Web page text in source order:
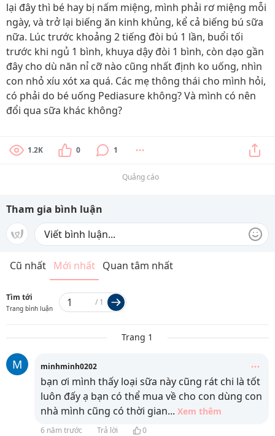
lại đây thì bé hay bị nấm miệng, mình phải rơ miệng mỗi
ngày, và trở lại biếng ăn kinh khủng, kể cả biếng bú sữa
nữa. Lúc trước khoảng 2 tiếng đòi bú 1 lần, buổi tối
trước khi ngủ 1 bình, khuya dậy đòi 1 bình, còn dạo gần
đây cho dù năn nỉ cỡ nào cũng nhất định ko uống, nhìn
con nhỏ xíu xót xa quá. Các mẹ thông thái cho mình hỏi,
có phải do bé uống Pediasure không? Và mình có nên
đổi qua sữa khác không?
1.2K 0 1
Quảng cáo
Tham gia bình luận
Cũ nhất Mới nhất Quan tâm nhất
Tìm tới
Trang bình luận
/ 1
Trang 1
M minhminh0202
bạn ơi mình thấy loại sữa này cũng rát chi là tốt
luôn đấy ạ bạn có thể mua về cho con dùng con
nhà mình cũng có thời gian... Xem thêm
6 năm trước Trả lời 0